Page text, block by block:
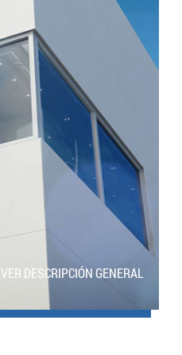
VER DESCRIPCIÓN GENERAL